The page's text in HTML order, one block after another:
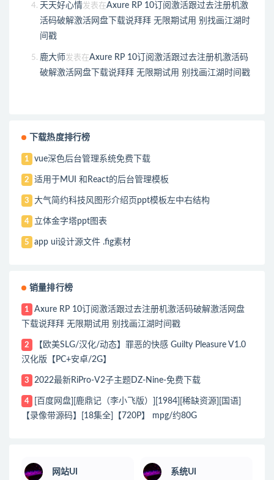
天天好心情发表在Axure RP 10订阅激活跟过去注册机激
活码破解激活网盘下载说拜拜 无限期试用 别找画江湖时
间戳
鹿大师发表在Axure RP 10订阅激活跟过去注册机激活码
破解激活网盘下载说拜拜 无限期试用 别找画江湖时间戳
下载热度排行榜
1 vue深色后台管理系统免费下载
2 适用于MUI 和React的后台管理模板
3 大气简约科技风图形介绍页ppt模板左中右结构
4 立体金字塔ppt图表
5 app ui设计源文件 .fig素材
销量排行榜
1
Axure RP 10订阅激活跟过去注册机激活码破解激活网盘
下载说拜拜 无限期试用 别找画江湖时间戳
2
【欧美SLG/汉化/动态】罪恶的快感 Guilty Pleasure V1.0
汉化版【PC+安卓/2G】
3 2022最新RiPro-V2子主题DZ-Nine-免费下载
4
[百度网盘][鹿鼎记（李小飞版）][1984][稀缺资源][国语]
【录像带源码】[18集全]【720P】 mpg/约80G
网站UI 系统UI